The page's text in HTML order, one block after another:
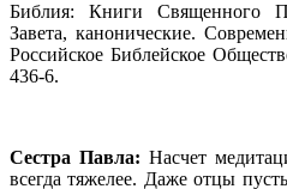
Библия: Книги Священного
Завета, канонические.
Российское Библейское
436-6.
Сестра Павла: Насчет
всегда тяжелее. Даже отцы